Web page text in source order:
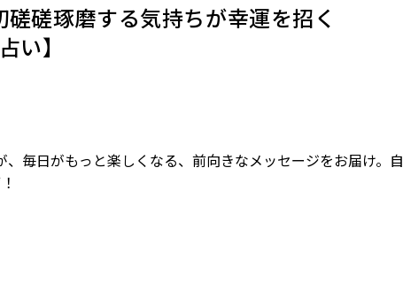
磋琢磨する気持ちが幸運を招く
い】
毎日がもっと楽しくなる、前向きなメッセージをお届け。自